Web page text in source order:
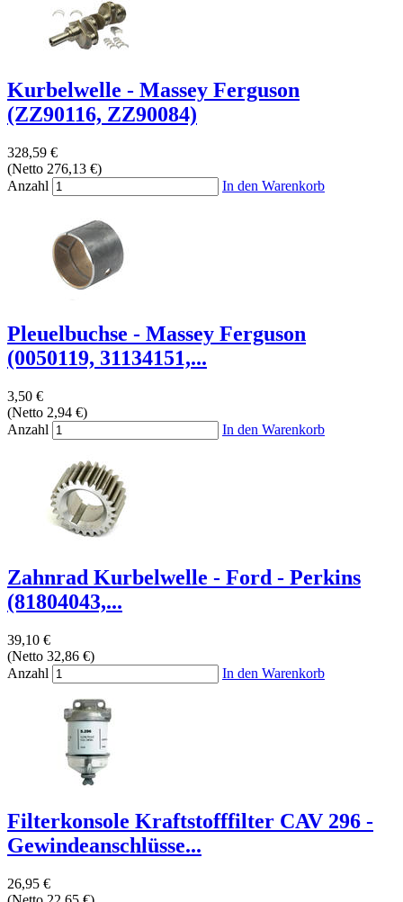
Kurbelwelle - Massey Ferguson
(ZZ90116, ZZ90084)
328,59 €
(Netto 276,13 €)
Anzahl
In den Warenkorb
Pleuelbuchse - Massey Ferguson
(0050119, 31134151,...
3,50 €
(Netto 2,94 €)
Anzahl
In den Warenkorb
Zahnrad Kurbelwelle - Ford - Perkins
(81804043,...
39,10 €
(Netto 32,86 €)
Anzahl
In den Warenkorb
Filterkonsole Kraftstofffilter CAV 296 -
Gewindeanschlüsse...
26,95 €